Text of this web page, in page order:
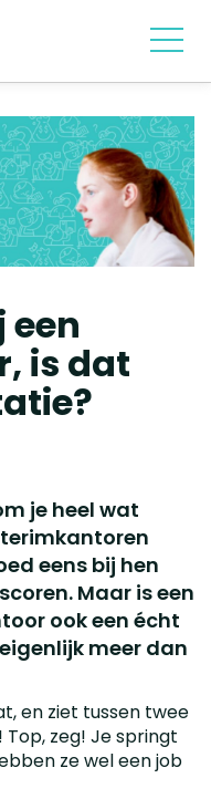
een
is dat
je heel wat
eens bij hen
Maar is een
ook een écht
meer dan
en ziet tussen twee
zeg! Je springt
ze wel een job